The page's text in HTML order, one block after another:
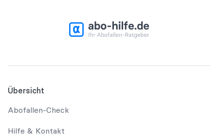
Übersicht
Abofallen-Check
Hilfe & Kontakt